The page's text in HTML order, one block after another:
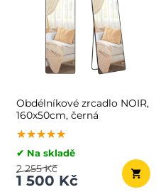
Obdélníkové zrcadlo NOIR,
160x50cm, černá
★★★★★
★★★★★
★★★★★
✔ Na skladě
1 500 Kč
2 255 Kč